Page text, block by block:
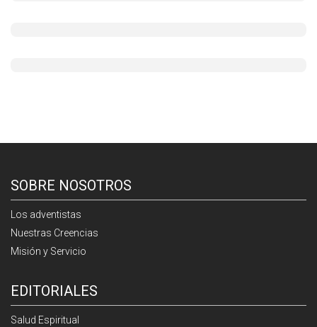
SOBRE NOSOTROS
Los adventistas
Nuestras Creencias
Misión y Servicio
EDITORIALES
Salud Espiritual